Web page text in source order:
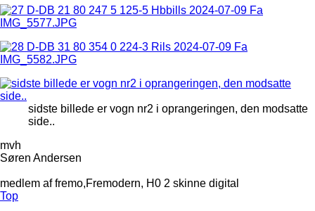
sidste billede er vogn nr2 i oprangeringen, den modsatte
side..
mvh
Søren Andersen
medlem af fremo,Fremodern, H0 2 skinne digital
Top